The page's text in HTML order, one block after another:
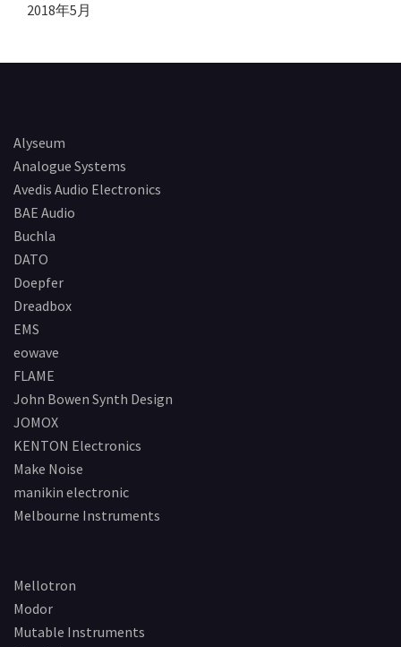
2018年5月
Alyseum
Analogue Systems
Avedis Audio Electronics
BAE Audio
Buchla
DATO
Doepfer
Dreadbox
EMS
eowave
FLAME
John Bowen Synth Design
JOMOX
KENTON Electronics
Make Noise
manikin electronic
Melbourne Instruments
Mellotron
Modor
Mutable Instruments